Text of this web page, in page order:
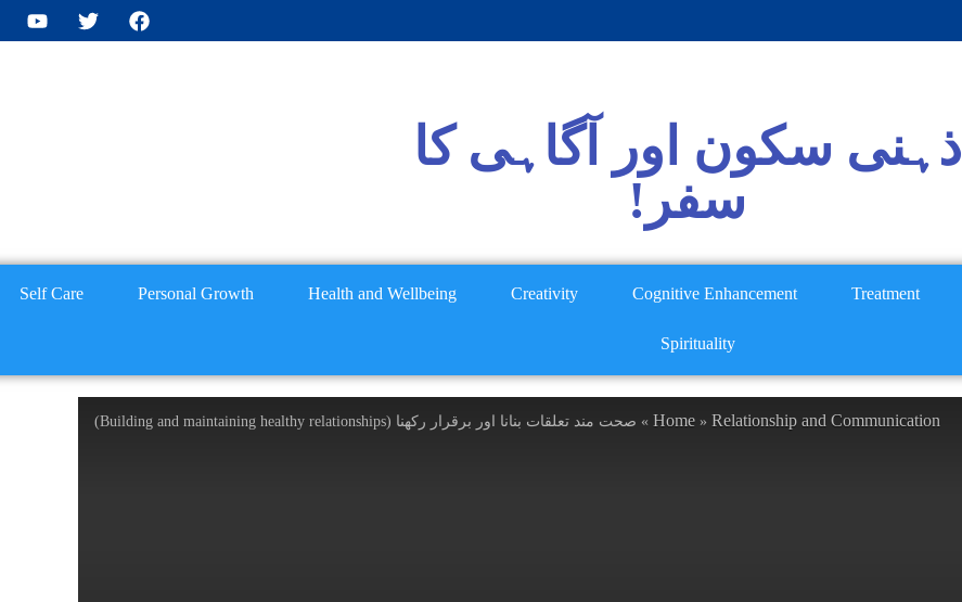
ذہنی سکون اور آگاہی کا
سفر!
Treatment
Cognitive Enhancement
Creativity
Health and Wellbeing
Personal Growth
Self Care
Spirituality
Home » Relationship and Communication
» صحت مند تعلقات بنانا اور برقرار رکھنا (Building and maintaining healthy relationships)